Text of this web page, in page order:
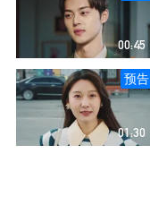
00:45
01:30
预告